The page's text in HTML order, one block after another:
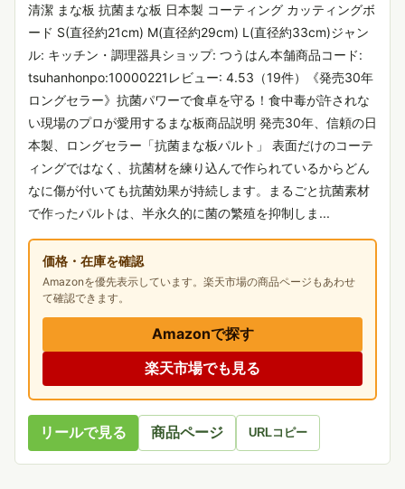
清潔 まな板 抗菌まな板 日本製 コーティング カッティングボ
ード S(直径約21cm) M(直径約29cm) L(直径約33cm)ジャン
ル: キッチン・調理器具ショップ: つうはん本舗商品コード:
tsuhanhonpo:10000221レビュー: 4.53（19件）《発売30年
ロングセラー》抗菌パワーで食卓を守る！食中毒が許されな
い現場のプロが愛用するまな板商品説明 発売30年、信頼の日
本製、ロングセラー「抗菌まな板パルト」 表面だけのコーテ
ィングではなく、抗菌材を練り込んで作られているからどん
なに傷が付いても抗菌効果が持続します。まるごと抗菌素材
で作ったパルトは、半永久的に菌の繁殖を抑制しま...
価格・在庫を確認
Amazonを優先表示しています。楽天市場の商品ページもあわせ
て確認できます。
Amazonで探す
楽天市場でも見る
リールで見る 商品ページ URLコピー